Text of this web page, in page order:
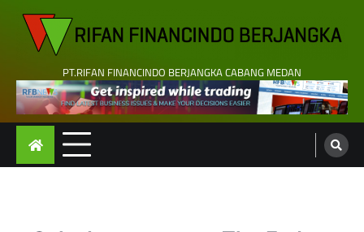
content
PT.RIFAN FINANCINDO BERJANGKA CABANG MEDAN